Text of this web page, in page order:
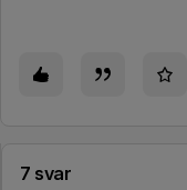
7 svar